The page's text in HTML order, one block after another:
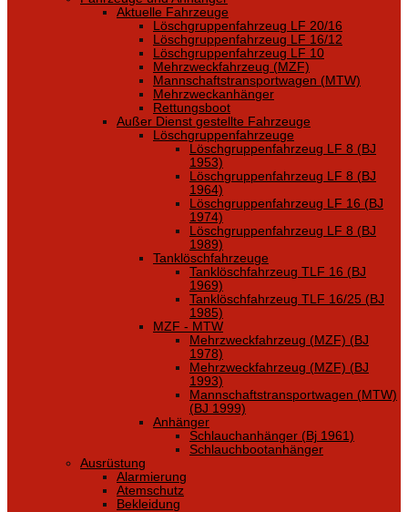
Aktuelle Fahrzeuge
Löschgruppenfahrzeug LF 20/16
Löschgruppenfahrzeug LF 16/12
Löschgruppenfahrzeug LF 10
Mehrzweckfahrzeug (MZF)
Mannschaftstransportwagen (MTW)
Mehrzweckanhänger
Rettungsboot
Außer Dienst gestellte Fahrzeuge
Löschgruppenfahrzeuge
Löschgruppenfahrzeug LF 8 (BJ
1953)
Löschgruppenfahrzeug LF 8 (BJ
1964)
Löschgruppenfahrzeug LF 16 (BJ
1974)
Löschgruppenfahrzeug LF 8 (BJ
1989)
Tanklöschfahrzeuge
Tanklöschfahrzeug TLF 16 (BJ
1969)
Tanklöschfahrzeug TLF 16/25 (BJ
1985)
MZF - MTW
Mehrzweckfahrzeug (MZF) (BJ
1978)
Mehrzweckfahrzeug (MZF) (BJ
1993)
Mannschaftstransportwagen (MTW)
(BJ 1999)
Anhänger
Schlauchanhänger (Bj 1961)
Schlauchbootanhänger
Ausrüstung
Alarmierung
Atemschutz
Bekleidung